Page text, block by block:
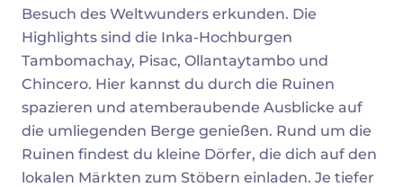
Besuch des Weltwunders erkunden. Die
Highlights sind die Inka-Hochburgen
Tambomachay, Pisac, Ollantaytambo und
Chincero. Hier kannst du durch die Ruinen
spazieren und atemberaubende Ausblicke auf
die umliegenden Berge genießen. Rund um die
Ruinen findest du kleine Dörfer, die dich auf den
lokalen Märkten zum Stöbern einladen. Je tiefer